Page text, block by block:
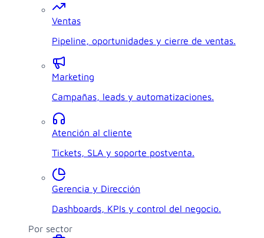
Ventas
Pipeline, oportunidades y cierre de ventas.
Marketing
Campañas, leads y automatizaciones.
Atención al cliente
Tickets, SLA y soporte postventa.
Gerencia y Dirección
Dashboards, KPIs y control del negocio.
Por sector